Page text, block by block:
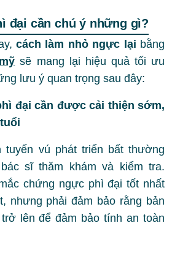
đại cần chú ý những gì?
cách làm nhỏ ngực lại bằng
sẽ mang lại hiệu quả tối ưu
lưu ý quan trọng sau đây:
đại cần được cải thiện sớm,
tuyến vú phát triển bất thường
sĩ thăm khám và kiểm tra.
chứng ngực phì đại tốt nhất
nhưng phải đảm bảo rằng bản
lên để đảm bảo tính an toàn